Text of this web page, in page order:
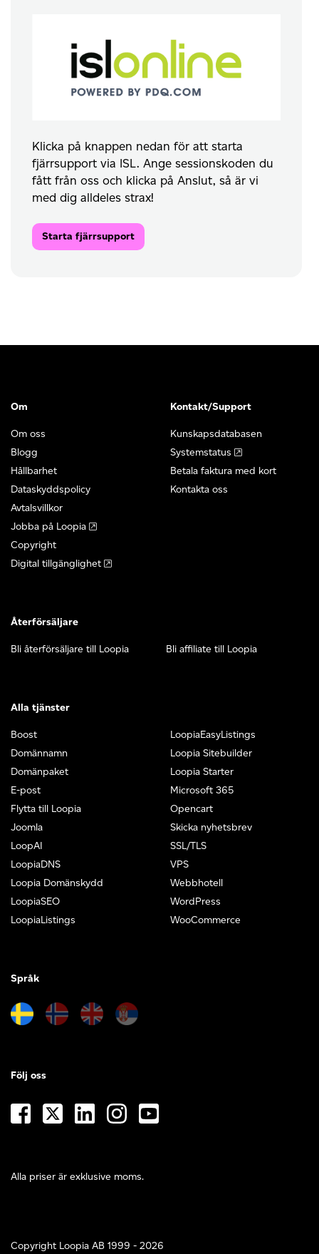
Klicka på knappen nedan för att starta
fjärrsupport via ISL. Ange sessionskoden du
fått från oss och klicka på Anslut, så är vi
med dig alldeles strax!
Starta fjärrsupport
Om
Om oss
Blogg
Hållbarhet
Dataskyddspolicy
Avtalsvillkor
Jobba på Loopia
Copyright
Digital tillgänglighet
Kontakt/Support
Kunskapsdatabasen
Systemstatus
Betala faktura med kort
Kontakta oss
Återförsäljare
Bli återförsäljare till Loopia Bli affiliate till Loopia
Alla tjänster
Boost
Domännamn
Domänpaket
E-post
Flytta till Loopia
Joomla
LoopAI
LoopiaDNS
Loopia Domänskydd
LoopiaSEO
LoopiaListings
LoopiaEasyListings
Loopia Sitebuilder
Loopia Starter
Microsoft 365
Opencart
Skicka nyhetsbrev
SSL/TLS
VPS
Webbhotell
WordPress
WooCommerce
Språk
Alla priser är exklusive moms.
Följ oss
Copyright Loopia AB 1999 - 2026